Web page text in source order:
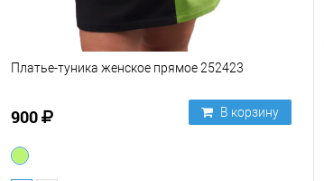
Платье-туника женское прямое 252423
900 В корзину